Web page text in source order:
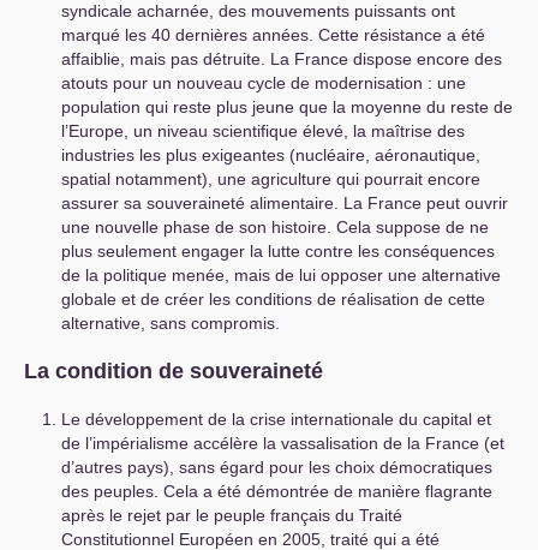
syndicale acharnée, des mouvements puissants ont
marqué les 40 dernières années. Cette résistance a été
affaiblie, mais pas détruite. La France dispose encore des
atouts pour un nouveau cycle de modernisation : une
population qui reste plus jeune que la moyenne du reste de
l’Europe, un niveau scientifique élevé, la maîtrise des
industries les plus exigeantes (nucléaire, aéronautique,
spatial notamment), une agriculture qui pourrait encore
assurer sa souveraineté alimentaire. La France peut ouvrir
une nouvelle phase de son histoire. Cela suppose de ne
plus seulement engager la lutte contre les conséquences
de la politique menée, mais de lui opposer une alternative
globale et de créer les conditions de réalisation de cette
alternative, sans compromis.
La condition de souveraineté
Le développement de la crise internationale du capital et
de l’impérialisme accélère la vassalisation de la France (et
d’autres pays), sans égard pour les choix démocratiques
des peuples. Cela a été démontrée de manière flagrante
après le rejet par le peuple français du Traité
Constitutionnel Européen en 2005, traité qui a été